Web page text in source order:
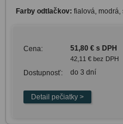
Farby odtlačkov: fialová, modrá,
Cena: 51,80 € s DPH
42,11 € bez DPH
Dostupnosť: do 3 dní